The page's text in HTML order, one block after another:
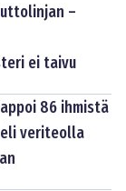
–
ei taivu
86 ihmistä
veriteolla